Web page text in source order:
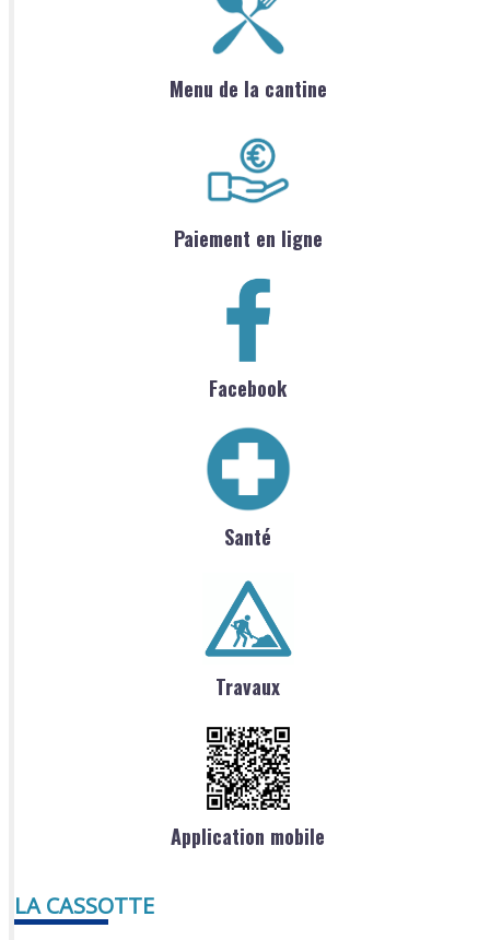
Menu de la cantine
Paiement en ligne
Facebook
Santé
Travaux
Application mobile
LA CASSOTTE